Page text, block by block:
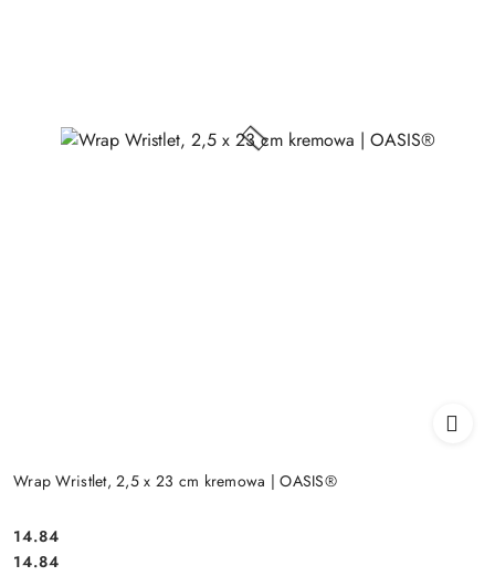
Wrap Wristlet, 2,5 x 23 cm kremowa | OASIS®
Cena:
14.84
Cena:
14.84